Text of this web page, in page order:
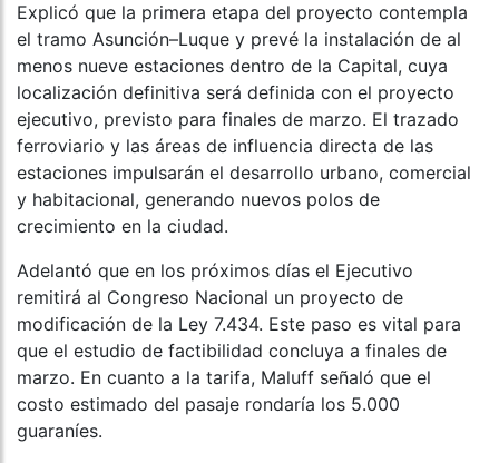
Explicó que la primera etapa del proyecto contempla
el tramo Asunción–Luque y prevé la instalación de al
menos nueve estaciones dentro de la Capital, cuya
localización definitiva será definida con el proyecto
ejecutivo, previsto para finales de marzo. El trazado
ferroviario y las áreas de influencia directa de las
estaciones impulsarán el desarrollo urbano, comercial
y habitacional, generando nuevos polos de
crecimiento en la ciudad.
Adelantó que en los próximos días el Ejecutivo
remitirá al Congreso Nacional un proyecto de
modificación de la Ley 7.434. Este paso es vital para
que el estudio de factibilidad concluya a finales de
marzo. En cuanto a la tarifa, Maluff señaló que el
costo estimado del pasaje rondaría los 5.000
guaraníes.